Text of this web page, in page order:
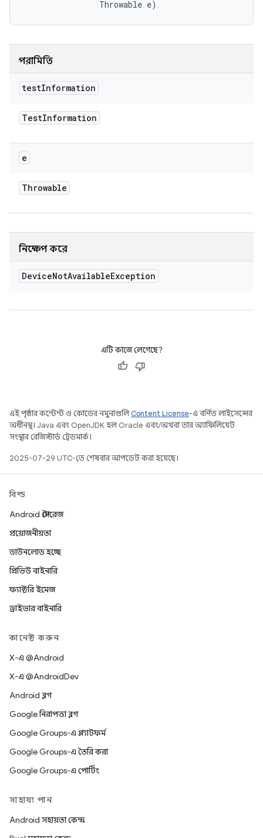
                Throwable e)
পরামিতি
testInformation
TestInformation
e
Throwable
নিক্ষেপ করে
DeviceNotAvailableException
এটি কাজে লেগেছে?
এই পৃষ্ঠার কন্টেন্ট ও কোডের নমুনাগুলিContent License-এ বর্ণিত লাইসেন্সের
অধীনস্থ। Java এবং OpenJDK হল Oracle এবং/অথবা তার অ্যাফিলিয়েট
সংস্থার রেজিস্টার্ড ট্রেডমার্ক।
2025-07-29 UTC-তে শেষবার আপডেট করা হয়েছে।
বিল্ড
Android স্টোরেজ
প্রয়োজনীয়তা
ডাউনলোড হচ্ছে
প্রিভিউ বাইনারি
ফ্যাক্টরি ইমেজ
ড্রাইভার বাইনারি
কানেক্ট করুন
X-এ @Android
X-এ @AndroidDev
Android ব্লগ
Google নিরাপত্তা ব্লগ
Google Groups-এ প্ল্যাটফর্ম
Google Groups-এ তৈরি করা
Google Groups-এ পোর্টিং
সাহায্য পান
Android সহায়তা কেন্দ্র